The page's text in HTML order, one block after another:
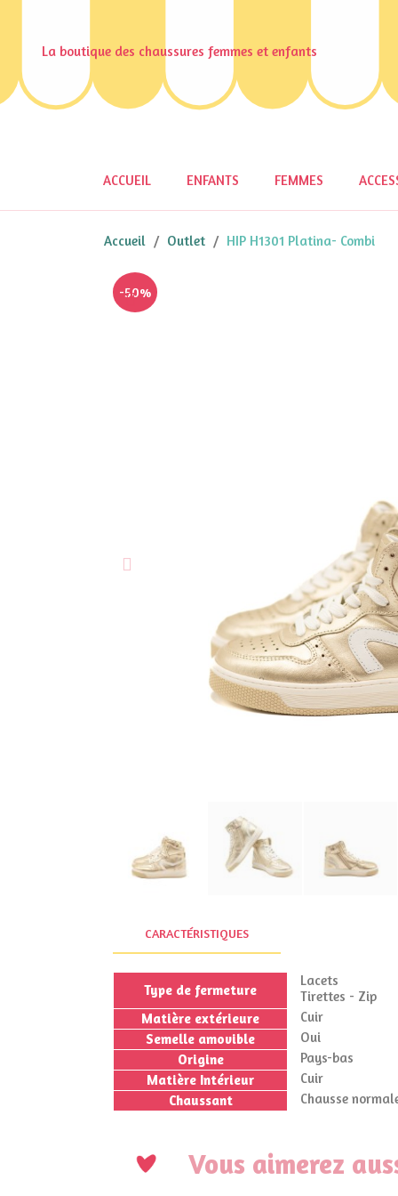
La boutique des chaussures femmes et enfants
ACCUEIL ENFANTS FEMMES
Accueil Outlet HIP H1301 Platina- Combi
-50%
CARACTÉRISTIQUES
Type de fermeture
Lacets
Tirettes - Zip
Matière extérieure
Cuir
Semelle amovible
Oui
Origine
Pays-bas
Matière Intérieur
Cuir
Chaussant
Chausse
Vous aimerez